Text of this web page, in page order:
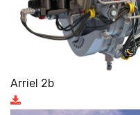
Arriel 2b